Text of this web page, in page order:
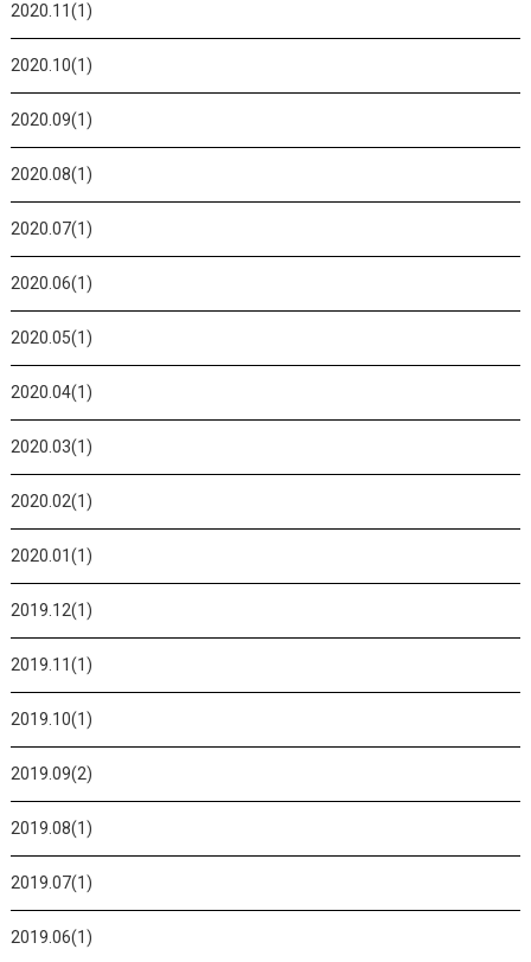
2020.11(1)
2020.10(1)
2020.09(1)
2020.08(1)
2020.07(1)
2020.06(1)
2020.05(1)
2020.04(1)
2020.03(1)
2020.02(1)
2020.01(1)
2019.12(1)
2019.11(1)
2019.10(1)
2019.09(2)
2019.08(1)
2019.07(1)
2019.06(1)